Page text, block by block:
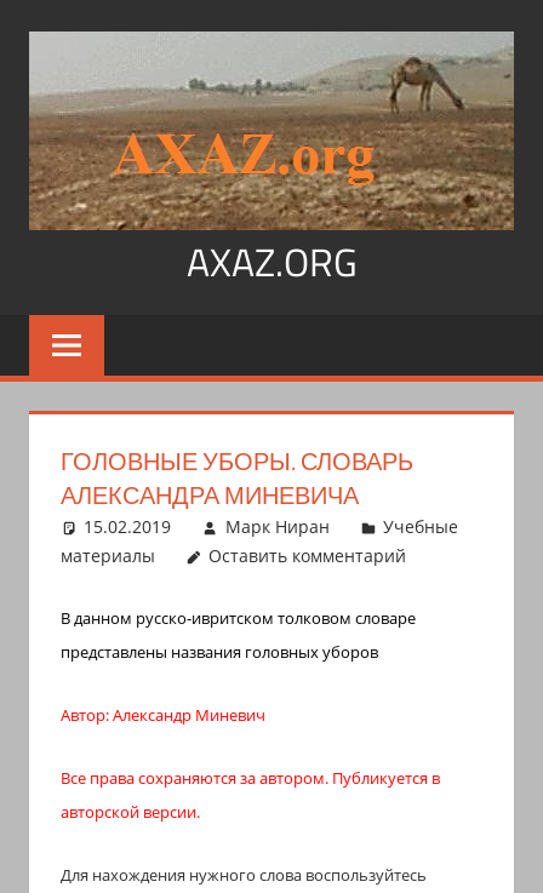
содержимому
AXAZ.ORG
Арабский
язык,
арамейский.
читать
арабском,
иврите
арамейском.
Поговорки
пословицы
транскрипцией
иврите
ГОЛОВНЫЕ УБОРЫ. СЛОВАРЬ
АЛЕКСАНДРА МИНЕВИЧА
15.02.2019 Марк Ниран
Учебные
материалы
Оставить комментарий
В данном русско-ивритском толковом словаре
представлены названия головных уборов
Автор: Александр Миневич
Все права сохраняются за автором. Публикуется в
авторской версии.
Для нахождения нужного слова воспользуйтесь